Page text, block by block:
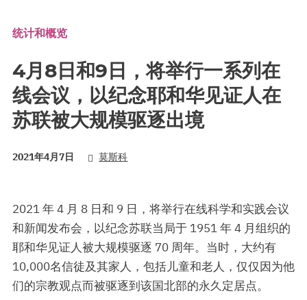
统计和概览
4月8日和9日，将举行一系列在
线会议，以纪念耶和华见证人在
苏联被大规模驱逐出境
2021年4月7日 莫斯科
2021 年 4 月 8 日和 9 日，将举行在线科学和实践会议
和新闻发布会，以纪念苏联当局于 1951 年 4 月组织的
耶和华见证人被大规模驱逐 70 周年。当时，大约有
10,000名信徒及其家人，包括儿童和老人，仅仅因为他
们的宗教观点而被驱逐到该国北部的永久定居点。